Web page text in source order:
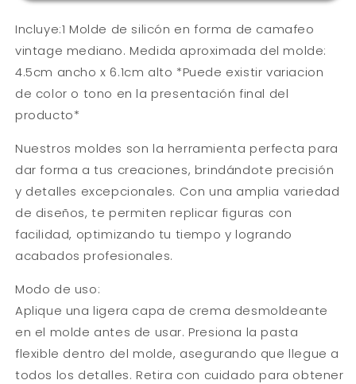
MEDIANO
X
1
MEDIANO
1
Incluye:1 Molde de silicón en forma de camafeo
vintage mediano. Medida aproximada del molde:
4.5cm ancho x 6.1cm alto *Puede existir variacion
de color o tono en la presentación final del
producto*
Nuestros moldes son la herramienta perfecta para
dar forma a tus creaciones, brindándote precisión
y detalles excepcionales. Con una amplia variedad
de diseños, te permiten replicar figuras con
facilidad, optimizando tu tiempo y logrando
acabados profesionales.
Modo de uso:
Aplique una ligera capa de crema desmoldeante
en el molde antes de usar. Presiona la pasta
flexible dentro del molde, asegurando que llegue a
todos los detalles. Retira con cuidado para obtener